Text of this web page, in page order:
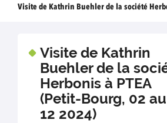
Visite de Kathrin Buehler de la société
Visite de Kathrin
Buehler de la
Herbonis à PTEA
(Petit-Bourg, 02
12 2024)